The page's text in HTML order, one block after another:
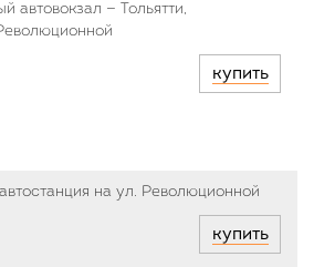
автовокзал — Тольятти,
купить
на ул. Революционной
купить